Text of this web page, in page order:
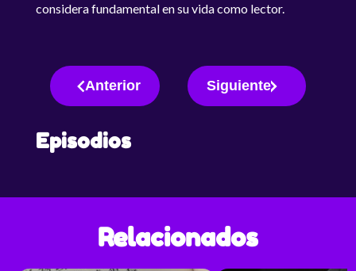
considera fundamental en su vida como lector.
Anterior Siguiente
Episodios
Relacionados